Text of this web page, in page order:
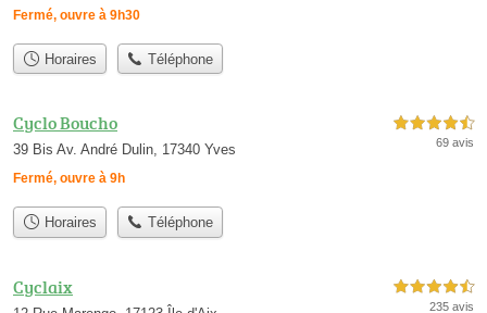
Fermé, ouvre à 9h30
Horaires Téléphone
Cyclo Boucho
39 Bis Av. André Dulin, 17340 Yves
Fermé, ouvre à 9h
4,5 étoiles sur 5
69 avis
Horaires Téléphone
Cyclaix 4,5 étoiles sur 5
235 avis